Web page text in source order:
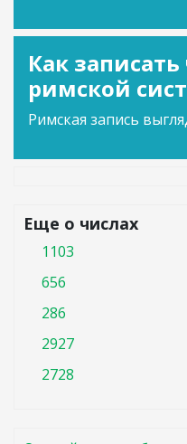
Как
римской
Римская запись
Еще о числах
1103
656
286
2927
2728